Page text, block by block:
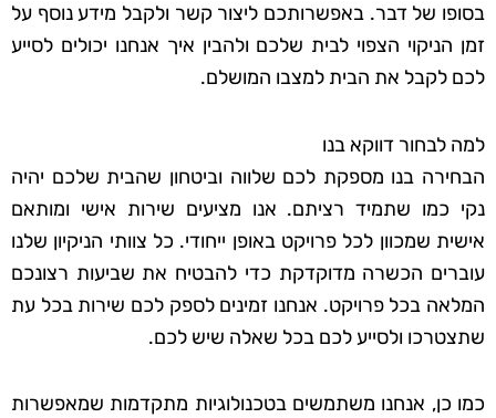
בסופו של דבר. באפשרותכם ליצור קשר ולקבל מידע נוסף על
זמן הניקוי הצפוי לבית שלכם ולהבין איך אנחנו יכולים לסייע
לכם לקבל את הבית למצבו המושלם.
למה לבחור דווקא בנו
הבחירה בנו מספקת לכם שלווה וביטחון שהבית שלכם יהיה
נקי כמו שתמיד רציתם. אנו מציעים שירות אישי ומותאם
אישית שמכוון לכל פרויקט באופן ייחודי. כל צוותי הניקיון שלנו
עוברים הכשרה מדוקדקת כדי להבטיח את שביעות רצונכם
המלאה בכל פרויקט. אנחנו זמינים לספק לכם שירות בכל עת
שתצטרכו ולסייע לכם בכל שאלה שיש לכם.
כמו כן, אנחנו משתמשים בטכנולוגיות מתקדמות שמאפשרות